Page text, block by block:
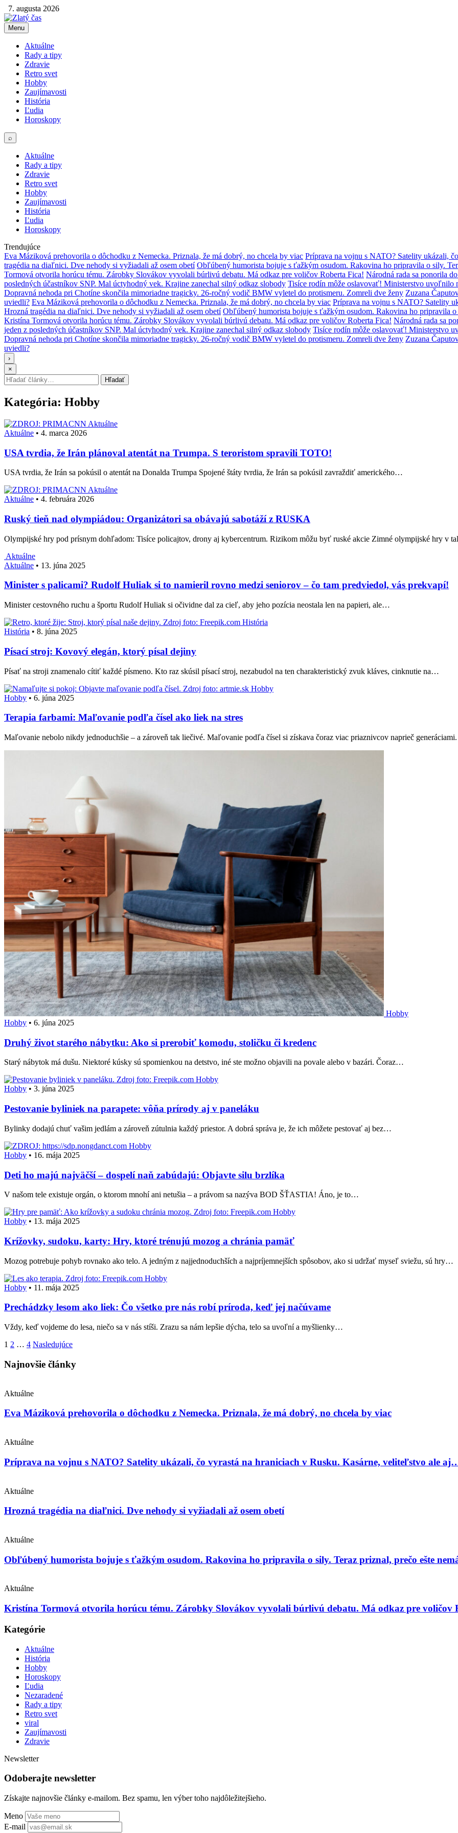
7. augusta 2026
Menu
Aktuálne
Rady a tipy
Zdravie
Retro svet
Hobby
Zaujímavosti
História
Ľudia
Horoskopy
⌕
Aktuálne
Rady a tipy
Zdravie
Retro svet
Hobby
Zaujímavosti
História
Ľudia
Horoskopy
Trendujúce
Eva Máziková prehovorila o dôchodku z Nemecka. Priznala, že má dobrý, no chcela by viac Príprava na vojnu s NATO? Satelity ukázali,
tragédia na diaľnici. Dve nehody si vyžiadali až osem obetí Obľúbený humorista bojuje s ťažkým osudom. Rakovina ho pripravila o sily.
Tormová otvorila horúcu tému. Zárobky Slovákov vyvolali búrlivú debatu. Má odkaz pre voličov Roberta Fica! Národná rada sa ponorila
posledných účastníkov SNP. Mal úctyhodný vek. Krajine zanechal silný odkaz slobody Tisíce rodín môže oslavovať! Ministerstvo
Dopravná nehoda pri Chotíne skončila mimoriadne tragicky. 26-ročný vodič BMW vyletel do protismeru. Zomreli dve ženy Zuzana
uviedli? Eva Máziková prehovorila o dôchodku z Nemecka. Priznala, že má dobrý, no chcela by viac Príprava na vojnu s NATO? Satelity
Hrozná tragédia na diaľnici. Dve nehody si vyžiadali až osem obetí Obľúbený humorista bojuje s ťažkým osudom. Rakovina ho pripravila
Kristína Tormová otvorila horúcu tému. Zárobky Slovákov vyvolali búrlivú debatu. Má odkaz pre voličov Roberta Fica! Národná rada sa
jeden z posledných účastníkov SNP. Mal úctyhodný vek. Krajine zanechal silný odkaz slobody Tisíce rodín môže oslavovať! Ministerstvo
Dopravná nehoda pri Chotíne skončila mimoriadne tragicky. 26-ročný vodič BMW vyletel do protismeru. Zomreli dve ženy Zuzana
uviedli?
›
×
Hľadať: Hľadať
Kategória: Hobby
Aktuálne
Aktuálne • 4. marca 2026
USA tvrdia, že Irán plánoval atentát na Trumpa. S teroristom spravili TOTO!
USA tvrdia, že Irán sa pokúsil o atentát na Donalda Trumpa Spojené štáty tvrdia, že Irán sa pokúsil zavraždiť amerického…
Aktuálne
Aktuálne • 4. februára 2026
Ruský tieň nad olympiádou: Organizátori sa obávajú sabotáží z RUSKA
Olympijské hry pod prísnym dohľadom: Tisíce policajtov, drony aj kybercentrum. Rizikom môžu byť ruské akcie Zimné olympijské hry v
Aktuálne
Aktuálne • 13. júna 2025
Minister s palicami? Rudolf Huliak si to namieril rovno medzi seniorov – čo tam predviedol, vás prekvapí!
Minister cestovného ruchu a športu Rudolf Huliak si očividne dal za cieľ, aby jeho pozícia neostala len na papieri, ale…
História
História • 8. júna 2025
Písací stroj: Kovový elegán, ktorý písal dejiny
Písať na stroji znamenalo cítiť každé písmeno. Kto raz skúsil písací stroj, nezabudol na ten charakteristický zvuk kláves, cinknutie na…
Hobby
Hobby • 6. júna 2025
Terapia farbami: Maľovanie podľa čísel ako liek na stres
Maľovanie nebolo nikdy jednoduchšie – a zároveň tak liečivé. Maľovanie podľa čísel si získava čoraz viac priaznivcov naprieč
Hobby
Hobby • 6. júna 2025
Druhý život starého nábytku: Ako si prerobiť komodu, stoličku či kredenc
Starý nábytok má dušu. Niektoré kúsky sú spomienkou na detstvo, iné ste možno objavili na povale alebo v bazári. Čoraz…
Hobby
Hobby • 3. júna 2025
Pestovanie byliniek na parapete: vôňa prírody aj v paneláku
Bylinky dodajú chuť vašim jedlám a zároveň zútulnia každý priestor. A dobrá správa je, že ich môžete pestovať aj bez…
Hobby
Hobby • 16. mája 2025
Deti ho majú najväčší – dospelí naň zabúdajú: Objavte silu brzlíka
V našom tele existuje orgán, o ktorom mnohí ani netušia – a právom sa nazýva BOD ŠŤASTIA! Áno, je to…
Hobby
Hobby • 13. mája 2025
Krížovky, sudoku, karty: Hry, ktoré trénujú mozog a chránia pamäť
Mozog potrebuje pohyb rovnako ako telo. A jedným z najjednoduchších a najpríjemnejších spôsobov, ako si udržať myseľ sviežu, sú hry…
Hobby
Hobby • 11. mája 2025
Prechádzky lesom ako liek: Čo všetko pre nás robí príroda, keď jej načúvame
Vždy, keď vojdeme do lesa, niečo sa v nás stíši. Zrazu sa nám lepšie dýcha, telo sa uvoľní a myšlienky…
Stránkovanie
príspevkov
1 2 … 4 Nasledujúce
Najnovšie články
Aktuálne
Eva Máziková prehovorila o dôchodku z Nemecka. Priznala, že má dobrý, no chcela by viac
Aktuálne
Príprava na vojnu s NATO? Satelity ukázali, čo vyrastá na hraniciach v Rusku. Kasárne, veliteľstvo ale
Aktuálne
Hrozná tragédia na diaľnici. Dve nehody si vyžiadali až osem obetí
Aktuálne
Obľúbený humorista bojuje s ťažkým osudom. Rakovina ho pripravila o sily. Teraz priznal, prečo ešte
Aktuálne
Kristína Tormová otvorila horúcu tému. Zárobky Slovákov vyvolali búrlivú debatu. Má odkaz pre voličov
Kategórie
Aktuálne
História
Hobby
Horoskopy
Ľudia
Nezaradené
Rady a tipy
Retro svet
viral
Zaujímavosti
Zdravie
Newsletter
Odoberajte newsletter
Získajte najnovšie články e-mailom. Bez spamu, len výber toho najdôležitejšieho.
Meno
E-mail